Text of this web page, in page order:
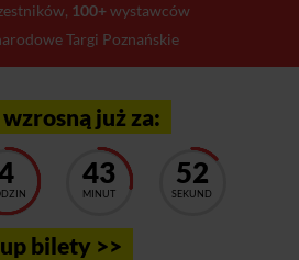
100+wystawców
Targi Poznańskie
już za:
43
MINUT
47
SEKUND
bilety >>